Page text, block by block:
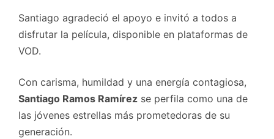
Santiago agradeció el apoyo e invitó a todos a
disfrutar la película, disponible en plataformas de
VOD.
Con carisma, humildad y una energía contagiosa,
Santiago Ramos Ramírez se perfila como una de
las jóvenes estrellas más prometedoras de su
generación.